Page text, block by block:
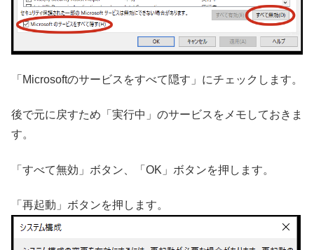
「Microsoftのサービスをすべて隠す」にチェックします。
後で元に戻すため「実行中」のサービスをメモしておきま
す。
「すべて無効」ボタン、「OK」ボタンを押します。
「再起動」ボタンを押します。